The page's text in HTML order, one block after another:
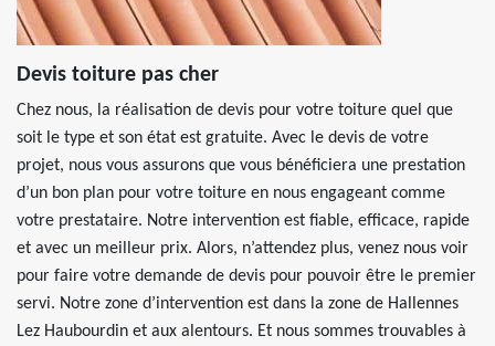
Devis toiture pas cher
Chez nous, la réalisation de devis pour votre toiture quel que
soit le type et son état est gratuite. Avec le devis de votre
projet, nous vous assurons que vous bénéficiera une prestation
d’un bon plan pour votre toiture en nous engageant comme
votre prestataire. Notre intervention est fiable, efficace, rapide
et avec un meilleur prix. Alors, n’attendez plus, venez nous voir
pour faire votre demande de devis pour pouvoir être le premier
servi. Notre zone d’intervention est dans la zone de Hallennes
Lez Haubourdin et aux alentours. Et nous sommes trouvables à